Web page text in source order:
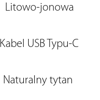
Litowo-jonowa
Kabel USB Typu-C
Naturalny tytan